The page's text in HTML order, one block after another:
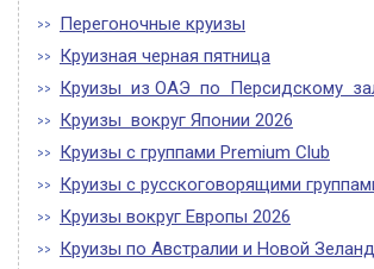
Перегоночные круизы
Круизная черная пятница
Круизы из ОАЭ по Персидскому
Круизы вокруг Японии 2026
Круизы с группами Premium Club
Круизы с русскоговорящими
Круизы вокруг Европы 2026
Круизы по Австралии и Новой